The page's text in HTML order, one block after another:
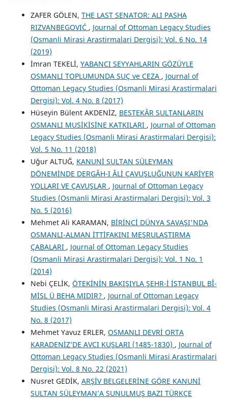
ZAFER GÖLEN, THE LAST SENATOR: ALI PASHA
RIZVANBEGOVIĆ , Journal of Ottoman Legacy Studies
(Osmanli Mirasi Arastirmalari Dergisi): Vol. 6 No. 14
(2019)
İmran TEKELİ, YABANCI SEYYAHLARIN GÖZÜYLE
OSMANLI TOPLUMUNDA SUÇ ve CEZA , Journal of
Ottoman Legacy Studies (Osmanli Mirasi Arastirmalari
Dergisi): Vol. 4 No. 8 (2017)
Hüseyin Bülent AKDENİZ, BESTEKÂR SULTANLARIN
OSMANLI MUSİKİSİNE KATKILARI , Journal of Ottoman
Legacy Studies (Osmanli Mirasi Arastirmalari Dergisi):
Vol. 5 No. 11 (2018)
Uğur ALTUĞ, KANUNİ SULTAN SÜLEYMAN
DÖNEMİNDE DERGÂH-I ÂLİ ÇAVUŞLUĞUNUN KARİYER
YOLLARI VE ÇAVUŞLAR , Journal of Ottoman Legacy
Studies (Osmanli Mirasi Arastirmalari Dergisi): Vol. 3
No. 5 (2016)
Mehmet Ali KARAMAN, BİRİNCİ DÜNYA SAVAŞI'NDA
OSMANLI-ALMAN İTTİFAKINI MEŞRULAŞTIRMA
ÇABALARI , Journal of Ottoman Legacy Studies
(Osmanli Mirasi Arastirmalari Dergisi): Vol. 1 No. 1
(2014)
Nebi ÇELİK, ÖTEKİNİN BAKIŞIYLA ŞEHR-İ İSTANBUL BÎ-
MİSL Ü BEHA MIDIR? , Journal of Ottoman Legacy
Studies (Osmanli Mirasi Arastirmalari Dergisi): Vol. 4
No. 8 (2017)
Mehmet Yavuz ERLER, OSMANLI DEVRİ ORTA
KARADENİZ’DE AVCI KUŞLARI (1485-1830) , Journal of
Ottoman Legacy Studies (Osmanli Mirasi Arastirmalari
Dergisi): Vol. 8 No. 22 (2021)
Nusret GEDİK, ARŞİV BELGELERİNE GÖRE KANUNİ
SULTAN SÜLEYMAN’A SUNULMUŞ BAZI TÜRKÇE